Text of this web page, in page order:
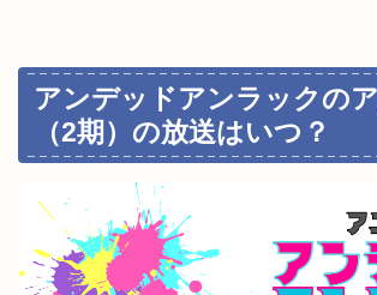
アンデッドアンラックの
（2期）の放送はいつ？